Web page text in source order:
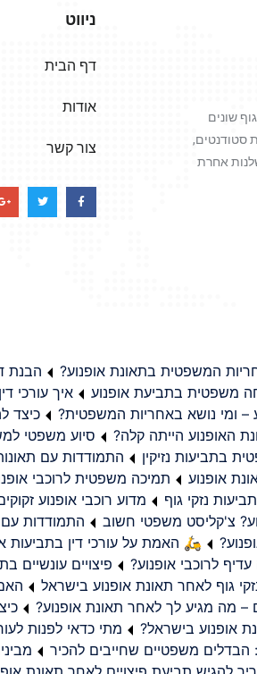
שונים
סטודנטים,
אחרת
ניווט
דף הבית
אודות
צור קשר
המשפטית בתאונת אופנוע?
הבנת
משפטית בתביעת אופנוע
איך עורכי
– ומי נושא באחריות המשפטית?
כיצד
האופנוע הייתה קלה?
סיוע משפטי
בתביעות נזיקין
התמודדות עם
אופנוע
תמיכה משפטית לרוכבי
נזקי גוף
מדוע רוכבי אופנוע
צ'קליסט משפטי חשוב
התמודדות עם
🛵 האמת על עורכי דין בתביעות
לרוכבי אופנוע?
פיצויים עונשיים
גוף לאחר תאונת אופנוע בישראל
– מה מגיע לך לאחר תאונת אופנוע?
אופנוע בישראל?
מתי כדאי לפנות
הבדלים משפטיים שחייבים להכיר